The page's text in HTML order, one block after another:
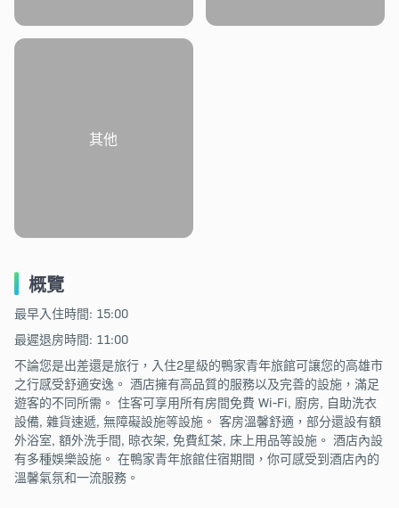
其他
概覽
最早入住時間: 15:00
最遲退房時間: 11:00
不論您是出差還是旅行，入住2星級的鴨家青年旅館可讓您的高雄市
之行感受舒適安逸。 酒店擁有高品質的服務以及完善的設施，滿足
遊客的不同所需。 住客可享用所有房間免費 Wi-Fi, 廚房, 自助洗衣
設備, 雜貨速遞, 無障礙設施等設施。 客房溫馨舒適，部分還設有額
外浴室, 額外洗手間, 晾衣架, 免費紅茶, 床上用品等設施。 酒店內設
有多種娛樂設施。 在鴨家青年旅館住宿期間，你可感受到酒店內的
溫馨氣氛和一流服務。